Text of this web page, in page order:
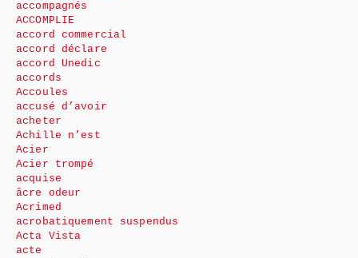
accompagnés
ACCOMPLIE
accord commercial
accord déclare
accord Unedic
accords
Accoules
accusé d’avoir
acheter
Achille n’est
Acier
Acier trompé
acquise
âcre odeur
Acrimed
acrobatiquement suspendus
Acta Vista
acte